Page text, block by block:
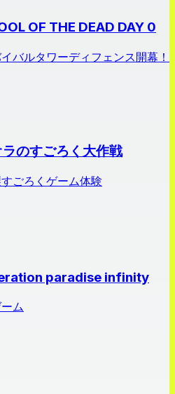
OF THE DEAD DAY 0
バルタワーディフェンス開幕！
のすごろく大作戦
ごろくゲーム体験
paradise infinity
ム